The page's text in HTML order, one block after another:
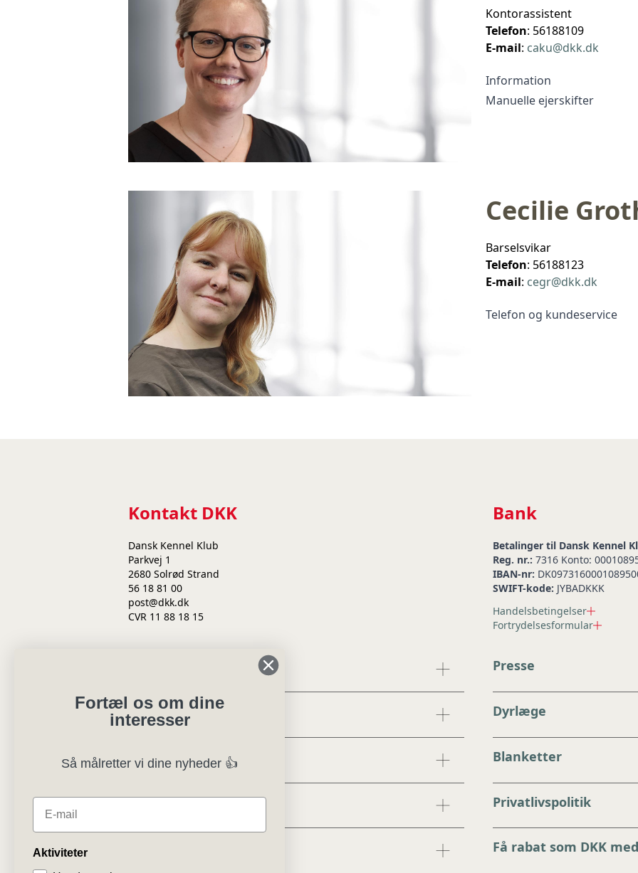
Kontorassistent
Telefon: 56188109
E-mail: caku@dkk.dk
Information
Manuelle ejerskifter
Cecilie
Barselsvikar
Telefon: 56188123
E-mail: cegr@dkk.dk
Telefon og kundeservice
Kontakt DKK
Dansk Kennel Klub
Parkvej 1
2680 Solrød Strand
56 18 81 00
post@dkk.dk
CVR 11 88 18 15
Bank
Betalinger til Dansk Kennel
Reg. nr.: 7316 Konto:
IBAN-nr:
SWIFT-kode: JYBADKKK
Handelsbetingelser
Fortrydelsesformular
Presse
Eksteriørdommer Dyrlæge
Regler og instrukser Blanketter
Specialklubber Privatlivspolitik
Få rabat som DKK
Fortæl os om dine
interesser
Så målretter vi dine nyheder 👍
E-mail
Aktiviteter